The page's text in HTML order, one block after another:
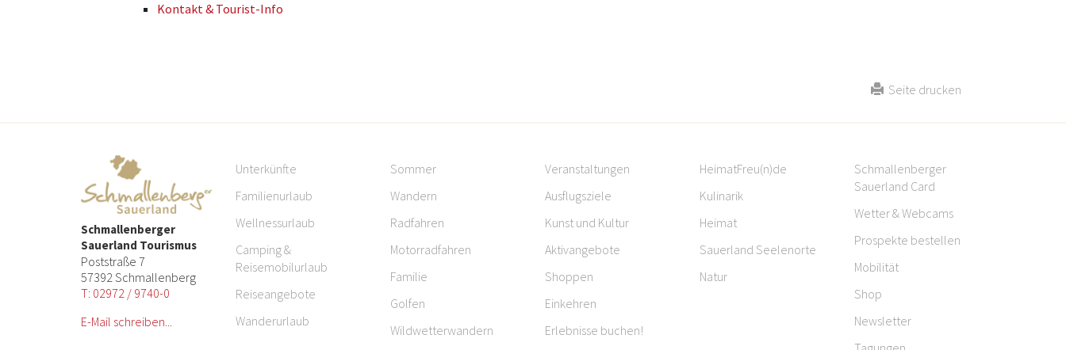
Kontakt & Tourist-Info
Seite drucken
Schmallenberger
Sauerland Tourismus
Poststraße 7
57392 Schmallenberg
T: 02972 / 9740-0
E-Mail schreiben...
Unterkünfte
Familienurlaub
Wellnessurlaub
Camping &
Reisemobilurlaub
Reiseangebote
Wanderurlaub
Sommer
Wandern
Radfahren
Motorradfahren
Familie
Golfen
Wildwetterwandern
Veranstaltungen
Ausflugsziele
Kunst und Kultur
Aktivangebote
Shoppen
Einkehren
Erlebnisse buchen!
HeimatFreu(n)de
Kulinarik
Heimat
Sauerland Seelenorte
Natur
Schmallenberger
Sauerland Card
Wetter & Webcams
Prospekte bestellen
Mobilität
Shop
Newsletter